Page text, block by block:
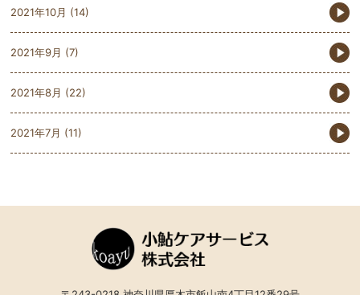
2021年10月 (14)
2021年9月 (7)
2021年8月 (22)
2021年7月 (11)